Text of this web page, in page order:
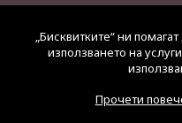
„Бисквитките“ ни
използването на
Прочети